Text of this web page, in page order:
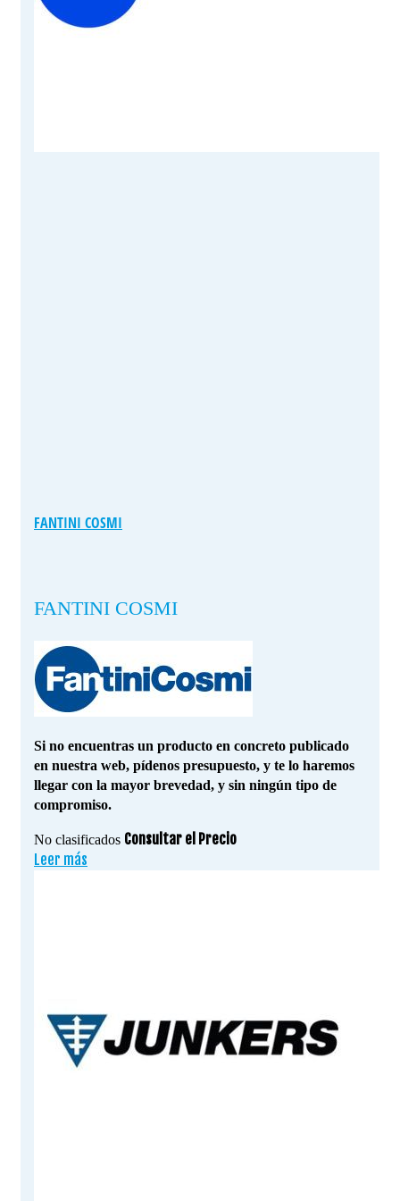
FANTINI COSMI
FANTINI COSMI
Si no encuentras un producto en concreto publicado
en nuestra web, pídenos presupuesto, y te lo haremos
llegar con la mayor brevedad, y sin ningún tipo de
compromiso.
No clasificados Consultar el Precio
Leer más